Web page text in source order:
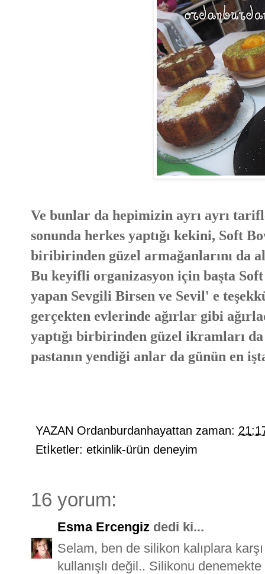
Ve bunlar da hepimizin ayrı ayrı
sonunda herkes yaptığı kekini, Soft
biribirinden güzel armağanlarını da
Bu keyifli organizasyon için başta
yapan Sevgili Birsen ve Sevil' e
gerçekten evlerinde ağırlar gibi
yaptığı birbirinden güzel ikramları
pastanın yendiği anlar da günün en
YAZAN Ordanburdanhayattan zaman:
Etİketler: etkinlik-ürün deneyim
16 yorum:
Esma Ercengiz dedi ki...
Selam, ben de silikon kalıplara
kullanışlı değil.. Silikonu